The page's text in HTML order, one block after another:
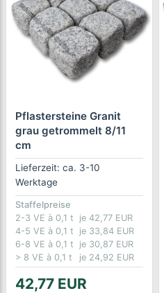
Pflastersteine Granit
grau getrommelt 8/11
cm
Lieferzeit: ca. 3-10
Werktage
Staffelpreise
2-3 VE à 0,1 t
je 42,77 EUR
4-5 VE à 0,1 t
je 33,84 EUR
6-8 VE à 0,1 t
je 30,87 EUR
> 8 VE à 0,1 t
je 24,92 EUR
42,77 EUR